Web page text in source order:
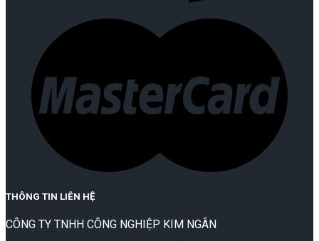
THÔNG TIN LIÊN HỆ
CÔNG TY TNHH CÔNG NGHIỆP KIM NGÂN